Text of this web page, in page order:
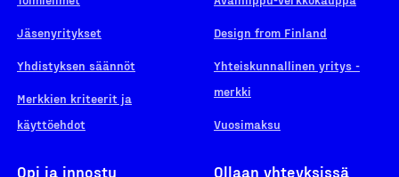
Jäsenyritykset
Yhdistyksen säännöt
Merkkien kriteerit ja
käyttöehdot
Design from Finland
Yhteiskunnallinen yritys -
merkki
Vuosimaksu
Opi ja innostu Ollaan yhteyksissä